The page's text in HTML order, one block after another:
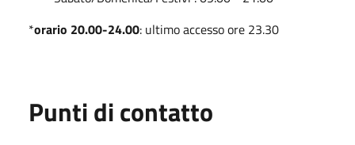
*orario 20.00-24.00: ultimo accesso ore 23.30
Punti di contatto